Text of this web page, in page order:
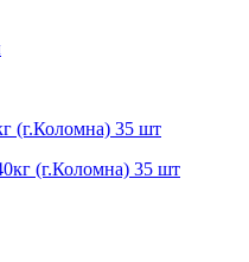
(г.Коломна) 35 шт